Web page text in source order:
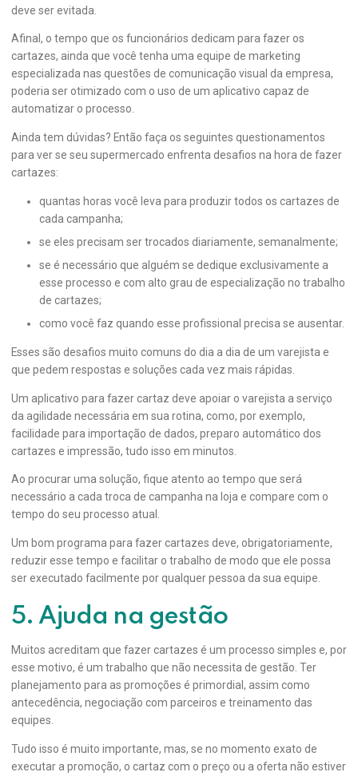
deve ser evitada.
Afinal, o tempo que os funcionários dedicam para fazer os
cartazes, ainda que você tenha uma equipe de marketing
especializada nas questões de comunicação visual da empresa,
poderia ser otimizado com o uso de um aplicativo capaz de
automatizar o processo.
Ainda tem dúvidas? Então faça os seguintes questionamentos
para ver se seu supermercado enfrenta desafios na hora de fazer
cartazes:
quantas horas você leva para produzir todos os cartazes de
cada campanha;
se eles precisam ser trocados diariamente, semanalmente;
se é necessário que alguém se dedique exclusivamente a
esse processo e com alto grau de especialização no trabalho
de cartazes;
como você faz quando esse profissional precisa se ausentar.
Esses são desafios muito comuns do dia a dia de um varejista e
que pedem respostas e soluções cada vez mais rápidas.
Um aplicativo para fazer cartaz deve apoiar o varejista a serviço
da agilidade necessária em sua rotina, como, por exemplo,
facilidade para importação de dados, preparo automático dos
cartazes e impressão, tudo isso em minutos.
Ao procurar uma solução, fique atento ao tempo que será
necessário a cada troca de campanha na loja e compare com o
tempo do seu processo atual.
Um bom programa para fazer cartazes deve, obrigatoriamente,
reduzir esse tempo e facilitar o trabalho de modo que ele possa
ser executado facilmente por qualquer pessoa da sua equipe.
5. Ajuda na gestão
Muitos acreditam que fazer cartazes é um processo simples e, por
esse motivo, é um trabalho que não necessita de gestão. Ter
planejamento para as promoções é primordial, assim como
antecedência, negociação com parceiros e treinamento das
equipes.
Tudo isso é muito importante, mas, se no momento exato de
executar a promoção, o cartaz com o preço ou a oferta não estiver